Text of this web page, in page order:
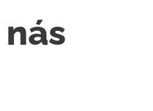
nás